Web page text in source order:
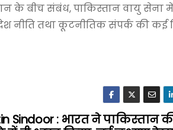
के बीच संबंध, पाकिस्तान वायु सेना
नीति तथा कूटनीतिक संपर्क की
Sindoor : भारत ने पाकिस्तान